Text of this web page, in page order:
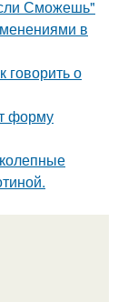
Сможешь"
в
говорить о
форму